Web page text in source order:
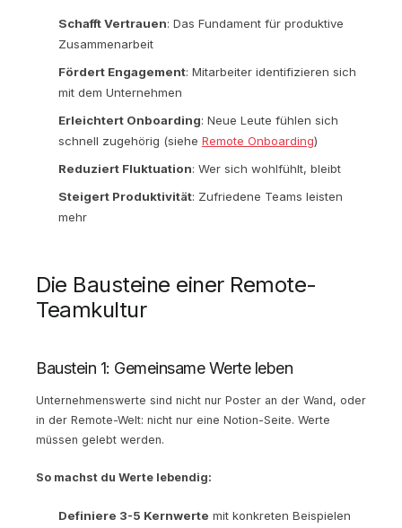
Schafft Vertrauen: Das Fundament für produktive
Zusammenarbeit
Fördert Engagement: Mitarbeiter identifizieren sich
mit dem Unternehmen
Erleichtert Onboarding: Neue Leute fühlen sich
schnell zugehörig (siehe Remote Onboarding)
Reduziert Fluktuation: Wer sich wohlfühlt, bleibt
Steigert Produktivität: Zufriedene Teams leisten
mehr
Die Bausteine einer Remote-
Teamkultur
Baustein 1: Gemeinsame Werte leben
Unternehmenswerte sind nicht nur Poster an der Wand, oder
in der Remote-Welt: nicht nur eine Notion-Seite. Werte
müssen gelebt werden.
So machst du Werte lebendig:
Definiere 3-5 Kernwerte mit konkreten Beispielen